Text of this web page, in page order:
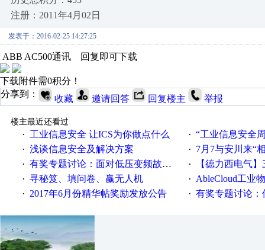
注册：2011年4月02日
发表于：2016-02-25 14:27:25
ABB AC500通讯 回复即可下载
下载附件需0积分！
分享到：
收藏 邀请回答 回复楼主 举报
楼主最近还看过
·
工业信息安全 让ICS为你做点什么 · “工业信息安全周之我见”
· 浅谈信息安全及解决方案 · 7月7与安川来“
· 有奖专题讨论：面对低压变频故障，老手是这样解决的！ · 【德力西电气】三
· 寻秘笈、填问卷、赢无人机 · AbleCloud工业物联
· 2017年6月份精华帖奖励发放公告 · 有奖专题讨论：伺服选择